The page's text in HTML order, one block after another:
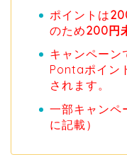
ポイントは
のため200円
キャンペーン
Pontaポイン
されます。
一部キャンペ
に記載）